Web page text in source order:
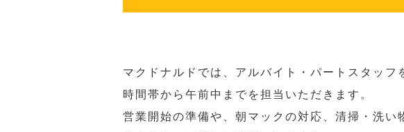
マクドナルドでは、アルバイト・パートスタッ
時間帯から午前中までを担当いただきます。
営業開始の準備や、朝マックの対応、清掃・洗